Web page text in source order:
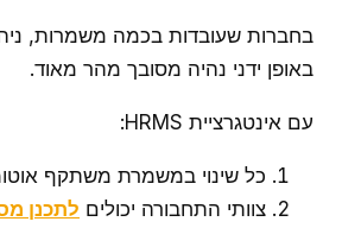
בחברות שעובדות בכמה משמרות,
באופן ידני נהיה מסובך מהר מאוד.
עם אינטגרציית HRMS:
כל שינוי במשמרת משתקף
צוותי התחבורה יכולים לתכנן